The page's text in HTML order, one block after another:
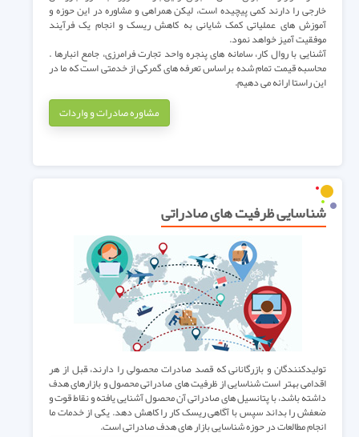
خارجی را دارند کمی پیچیده است، لیکن همراهی و مشاوره در این حوزه و
آموزش های عملیاتی کمک شایانی به کاهش ریسک و انجام یک فرآیند
موفقیت آمیز خواهد نمود.
آشنایی با روال کار، سامانه های پنجره واحد تجارت فرامرزی، جامع انبارها .
محاسبه قیمت تمام شده براساس تعرفه های گمرکی از خدمتی است که ما در
این راستا ارائه می دهیم.
مشاوره صادرات و واردات
شناسایی ظرفیت های صادراتی
تولیدکنندگان و بازرگانانی که قصد صادرات محصولی را دارند، قبل از هر
اقدامی بهتر است شناسایی از ظرفیت های صادراتی محصول و بازارهای هدف
داشته باشد، با پتانسیل های صادراتی آن محصول آشنایی یافته و نقاط قوت و
ضعفش را بداند سپس با آگاهی ریسک کار را کاهش دهد. یکی از خدمات ما
انجام مطالعات در حوزه شناسایی بازار های هدف صادراتی است.